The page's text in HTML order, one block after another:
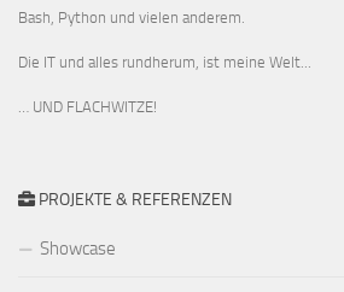
Bash, Python und vielen anderem.
Die IT und alles rundherum, ist meine Welt...
… UND FLACHWITZE!
PROJEKTE & REFERENZEN
Showcase